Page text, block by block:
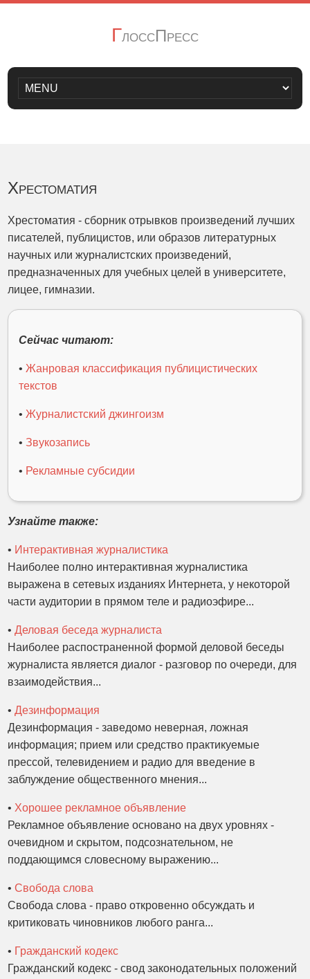
ГлоссПресс
Хрестоматия
Хрестоматия - сборник отрывков произведений лучших
писателей, публицистов, или образов литературных
научных или журналистских произведений,
предназначенных для учебных целей в университете,
лицее, гимназии.
Сейчас читают:
• Жанровая классификация публицистических
текстов
• Журналистский джингоизм
•Звукозапись
• Рекламные субсидии
Узнайте также:
• Интерактивная журналистика
Наиболее полно интерактивная журналистика
выражена в сетевых изданиях Интернета, у некоторой
части аудитории в прямом теле и радиоэфире...
•Деловая беседа журналиста
Наиболее распостраненной формой деловой беседы
журналиста является диалог - разговор по очереди, для
взаимодействия...
•Дезинформация
Дезинформация - заведомо неверная, ложная
информация; прием или средство практикуемые
прессой, телевидением и радио для введение в
заблуждение общественного мнения...
• Хорошее рекламное объявление
Рекламное объявление основано на двух уровнях -
очевидном и скрытом, подсознательном, не
поддающимся словесному выражению...
•Свобода слова
Свобода слова - право откровенно обсуждать и
критиковать чиновников любого ранга...
• Гражданский кодекс
Гражданский кодекс - свод законодательных положений